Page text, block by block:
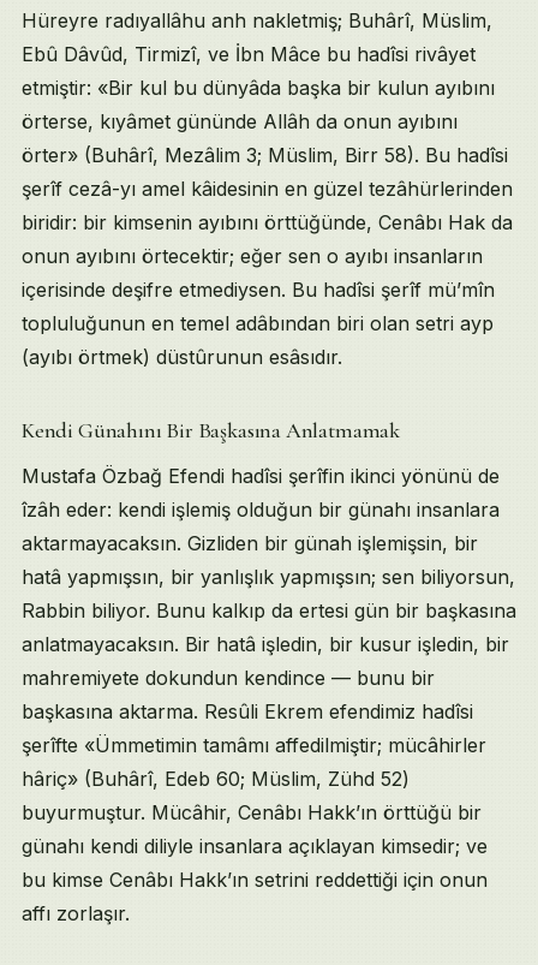
Bugünün İnsanının Omurgasızlığı
Sırrın Tek Emin Yeri: Üstâdı Kâmilin Gönlü
Âile Sırrı Âilede Kalmalı
Kaynakça
İlgili Sohbetler
Hüreyre radıyallâhu anh nakletmiş; Buhârî, Müslim,
Ebû Dâvûd, Tirmizî, ve İbn Mâce bu hadîsi rivâyet
etmiştir: «Bir kul bu dünyâda başka bir kulun ayıbını
örterse, kıyâmet gününde Allâh da onun ayıbını
örter» (Buhârî, Mezâlim 3; Müslim, Birr 58). Bu hadîsi
şerîf cezâ-yı amel kâidesinin en güzel tezâhürlerinden
biridir: bir kimsenin ayıbını örttüğünde, Cenâbı Hak da
onun ayıbını örtecektir; eğer sen o ayıbı insanların
içerisinde deşifre etmediysen. Bu hadîsi şerîf mü’mîn
topluluğunun en temel adâbından biri olan setri ayp
(ayıbı örtmek) düstûrunun esâsıdır.
Kendi Günahını Bir Başkasına Anlatmamak
Mustafa Özbağ Efendi hadîsi şerîfin ikinci yönünü de
îzâh eder: kendi işlemiş olduğun bir günahı insanlara
aktarmayacaksın. Gizliden bir günah işlemişsin, bir
hatâ yapmışsın, bir yanlışlık yapmışsın; sen biliyorsun,
Rabbin biliyor. Bunu kalkıp da ertesi gün bir başkasına
anlatmayacaksın. Bir hatâ işledin, bir kusur işledin, bir
mahremiyete dokundun kendince — bunu bir
başkasına aktarma. Resûli Ekrem efendimiz hadîsi
şerîfte «Ümmetimin tamâmı affedilmiştir; mücâhirler
hâriç» (Buhârî, Edeb 60; Müslim, Zühd 52)
buyurmuştur. Mücâhir, Cenâbı Hakk’ın örttüğü bir
günahı kendi diliyle insanlara açıklayan kimsedir; ve
bu kimse Cenâbı Hakk’ın setrini reddettiği için onun
affı zorlaşır.